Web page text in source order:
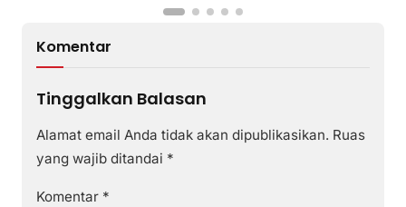
Komentar
Tinggalkan Balasan
Alamat email Anda tidak akan dipublikasikan. Ruas
yang wajib ditandai *
Komentar *